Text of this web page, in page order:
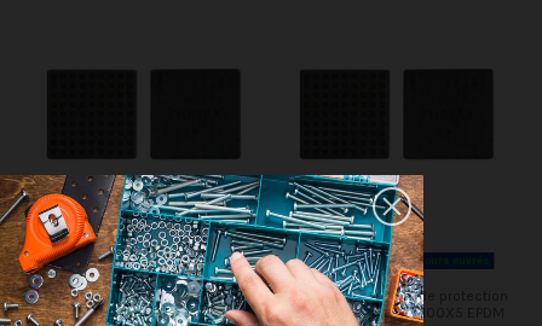
Disponible sous 15 jours ouvrés
Lot de 24 Tampons de protection
de lambourde 100X100X8 EPDM
Disponible sous 15 jours ouvrés
Lot de 36 Tampons de protection
de lambourde 100X100X5 EPDM